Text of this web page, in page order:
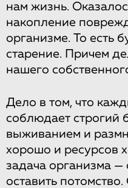
нам жизнь.
накопление
организме. То есть
старение. Причем
нашего
Дело в том, что
соблюдает строгий
выживанием и
хорошо и ресурсов
задача организма —
оставить